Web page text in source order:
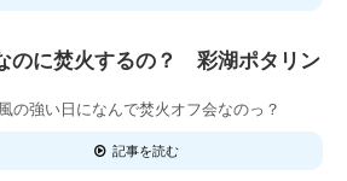
のに焚火するの？ 彩湖ポタリン
の強い日になんで焚火オフ会なのっ？
記事を読む